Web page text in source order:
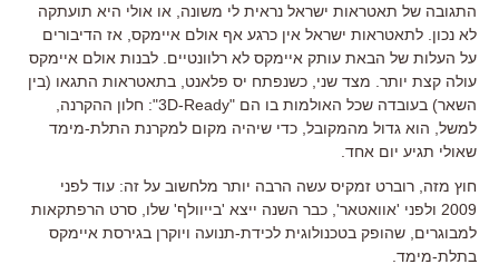
התגובה של תאטראות ישראל נראית לי משונה, או אולי היא תועתקה
לא נכון. לתאטראות ישראל אין כרגע אף אולם איימקס, אז הדיבורים
על העלות של הבאת עותק איימקס לא רלוונטיים. לבנות אולם איימקס
עולה קצת יותר. מצד שני, כשנפתח יס פלאנט, בתאטראות התגאו (בין
השאר) בעובדה שכל האולמות בו הם "3D-Ready": חלון ההקרנה,
למשל, הוא גדול מהמקובל, כדי שיהיה מקום למקרנת התלת-מימד
שאולי תגיע יום אחד.
חוץ מזה, רוברט זמקיס עשה הרבה יותר מלחשוב על זה: עוד לפני
2009 ולפני 'אוואטאר', כבר השנה ייצא 'בייוולף' שלו, סרט הרפתקאות
למבוגרים, שהופק בטכנולוגית לכידת-תנועה ויוקרן בגירסת איימקס
בתלת-מימד.